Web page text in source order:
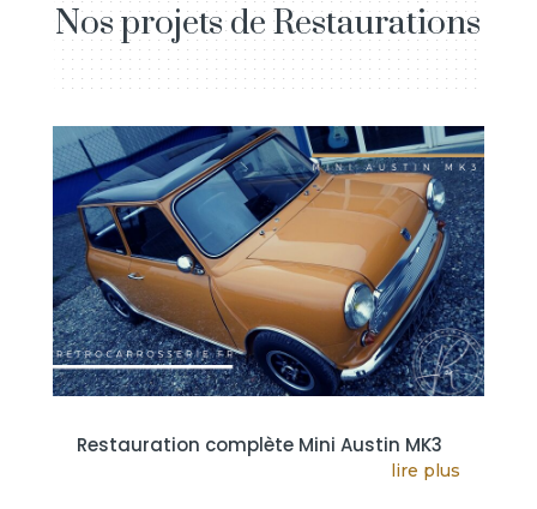
Nos projets de Restaurations
Restauration complète Mini Austin MK3
lire plus